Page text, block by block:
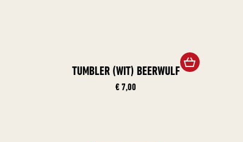
TUMBLER (WIT) BEERWULF
€ 7,00